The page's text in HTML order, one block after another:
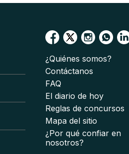
¿Quiénes somos?
Contáctanos
FAQ
El diario de hoy
Reglas de concursos
Mapa del sitio
¿Por qué confiar en
nosotros?